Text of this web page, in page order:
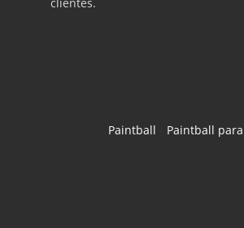
Paintball Paintball